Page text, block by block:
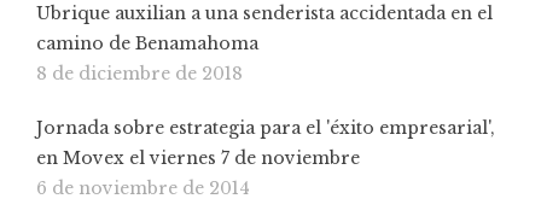
Ubrique auxilian a una senderista accidentada en el
camino de Benamahoma
8 de diciembre de 2018
Jornada sobre estrategia para el 'éxito empresarial',
en Movex el viernes 7 de noviembre
6 de noviembre de 2014